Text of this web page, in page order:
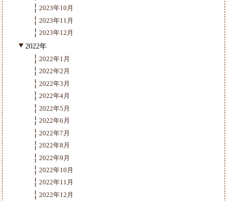
2023年10月
2023年11月
2023年12月
2022年
2022年1月
2022年2月
2022年3月
2022年4月
2022年5月
2022年6月
2022年7月
2022年8月
2022年9月
2022年10月
2022年11月
2022年12月